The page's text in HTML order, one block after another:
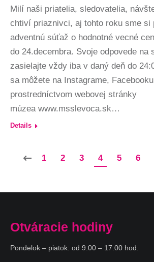
Milí naši priatelia, sledovatelia,
chtiví priaznivci, aj tohto roku sme si
adventnú súťaž o hodnotné vecné
do 24.decembra. Svoje odpovede na
zasielajte vždy iba v daný deň do
sa môžete na Instagrame,
prostredníctvom webovej stránky
múzea www.msslevoca.sk…
Details
1 2 3 4 5 6
Otváracie hodiny
Pondelok – piatok: od 9:00 – 17:00 hod.